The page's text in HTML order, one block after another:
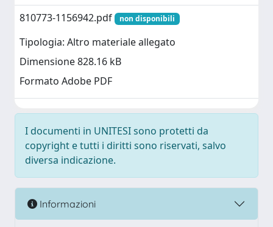
810773-1156942.pdf
non disponibili
Tipologia: Altro materiale allegato
Dimensione 828.16 kB
Formato Adobe PDF
I documenti in UNITESI sono protetti da
copyright e tutti i diritti sono riservati, salvo
diversa indicazione.
Informazioni